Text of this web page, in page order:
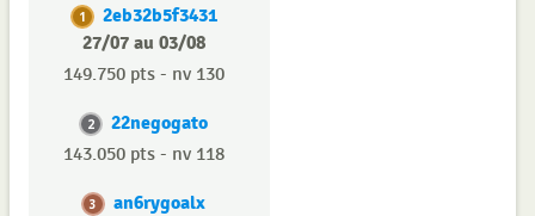
1
2eb32b5f3431
27/07 au 03/08
149.750 pts - nv 130
2 22negogato
143.050 pts - nv 118
3 an6rygoalx